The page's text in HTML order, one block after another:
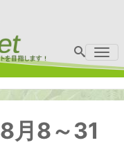
月8～31